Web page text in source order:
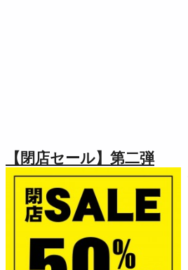
【閉店セール】第二弾